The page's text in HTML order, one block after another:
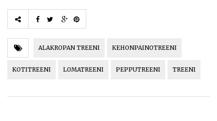
ALAKROPAN TREENI KEHONPAINOTREENI
KOTITREENI LOMATREENI PEPPUTREENI TREENI